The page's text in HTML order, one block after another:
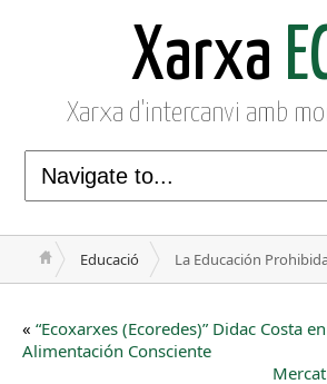
Xarxa
Xarxa d'intercanvi amb
Educació La Educación
« “Ecoxarxes (Ecoredes)” Didac Costa
Alimentación Consciente